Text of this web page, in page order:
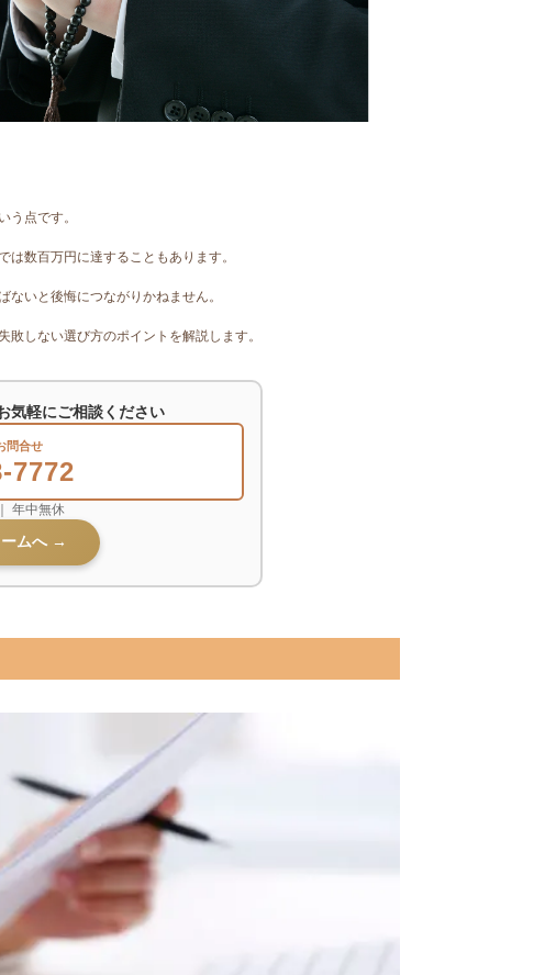
う点です。
数百万円に達することもあります。
いと後悔につながりかねません。
しない選び方のポイントを解説します。
気軽にご相談ください
問合せ
7772
年中無休
ムへ →